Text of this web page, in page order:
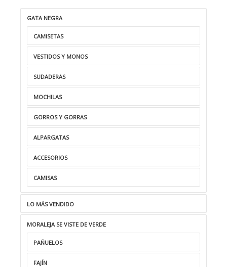
GATA NEGRA
CAMISETAS
VESTIDOS Y MONOS
SUDADERAS
MOCHILAS
GORROS Y GORRAS
ALPARGATAS
ACCESORIOS
CAMISAS
LO MÁS VENDIDO
MORALEJA SE VISTE DE VERDE
PAÑUELOS
FAJÍN